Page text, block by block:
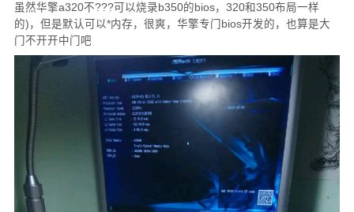
虽然华擎a320不???可以烧录b350的bios，320和350布局一样
的)，但是默认可以*内存，很爽，华擎专门bios开发的，也算是大
门不开开中门吧